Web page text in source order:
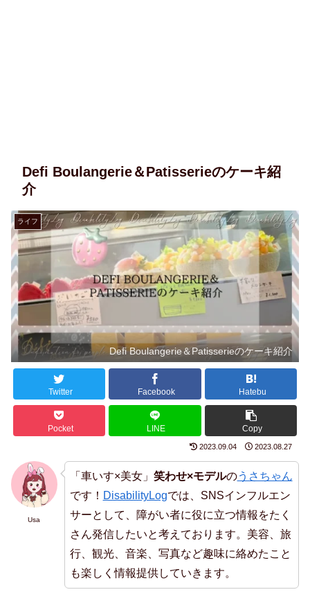
Defi Boulangerie＆Patisserieのケーキ紹
介
ライフ
Defi Boulangerie＆Patisserieのケーキ紹介
Twitter Facebook Hatebu
Pocket LINE Copy
2023.09.04 2023.08.27
Usa
「車いす×美女」 笑わせ×モデルのうさちゃん
です！ DisabilityLogでは、SNSインフルエン
サーとして、障がい者に役に立つ情報をたく
さん発信したいと考えております。美容、旅
行、観光、音楽、写真など趣味に絡めたこと
も楽しく情報提供していきます。